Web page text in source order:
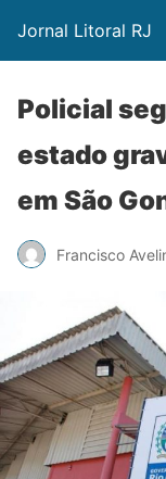
Jornal Litoral RJ
Policial
estado
em São
Francisco